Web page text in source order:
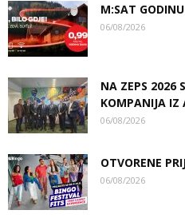
M:SAT
06/08/2026
NA ZEPS 2026
KOMPANIJA IZ
06/08/2026
OTVORENE
06/08/2026